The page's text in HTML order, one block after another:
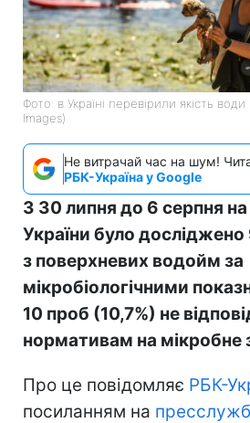
Фото: в Україні перевірили якість
Images)
Не витрачай час на шум!
РБК-Україна у Google
З 30 липня до 6 серпня
України було
з поверхневих водойм за
мікробіологічними
10 проб (10,7%) не
нормативам на мікробне
Про це повідомляє РБК-
посиланням на